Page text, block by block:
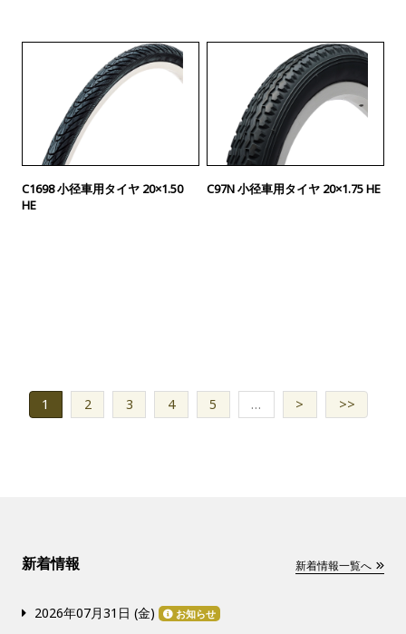
C1698 小径車用タイヤ 20×1.50
HE
C97N 小径車用タイヤ 20×1.75 HE
1 2 3 4 5 … > >>
新着情報 新着情報一覧へ
2026年07月31日 (金) お知らせ